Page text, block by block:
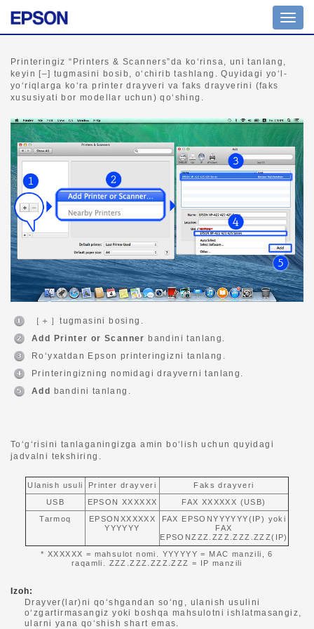
Printeringiz “Printers & Scanners”da ko‘rinsa, uni tanlang,
keyin [–] tugmasini bosib, o‘chirib tashlang. Quyidagi yo‘l-
yo‘riqlarga ko‘ra printer drayveri va faks drayverini (faks
xususiyati bor modellar uchun) qo‘shing.
［＋］tugmasini bosing.
Add Printer or Scanner bandini tanlang.
Ro‘yxatdan Epson printeringizni tanlang.
Printeringizning nomidagi drayverni tanlang.
Add bandini tanlang.
To‘g‘risini tanlaganingizga amin bo‘lish uchun quyidagi
jadvalni tekshiring.
Ulanish usuli Printer drayveri
Faks drayveri
USB
EPSON XXXXXX
FAX XXXXXX (USB)
Tarmoq
EPSONXXXXXX
YYYYYY
FAX EPSONYYYYYY(IP) yoki
FAX
EPSONZZZ.ZZZ.ZZZ.ZZZ(IP)
* XXXXXX = mahsulot nomi. YYYYYY = MAC manzili, 6
raqamli. ZZZ.ZZZ.ZZZ.ZZZ = IP manzili
Izoh:
Drayver(lar)ni qo‘shgandan so‘ng, ulanish usulini
o‘zgartirmasangiz yoki boshqa mahsulotni ishlatmasangiz,
ularni yana qo‘shish shart emas.